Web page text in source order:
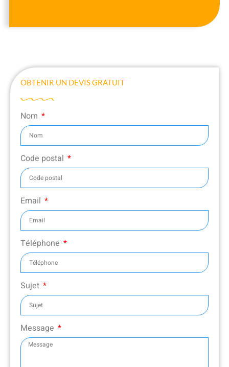
OBTENIR UN DEVIS GRATUIT
Nom
Code postal
Email
Téléphone
Sujet
Message